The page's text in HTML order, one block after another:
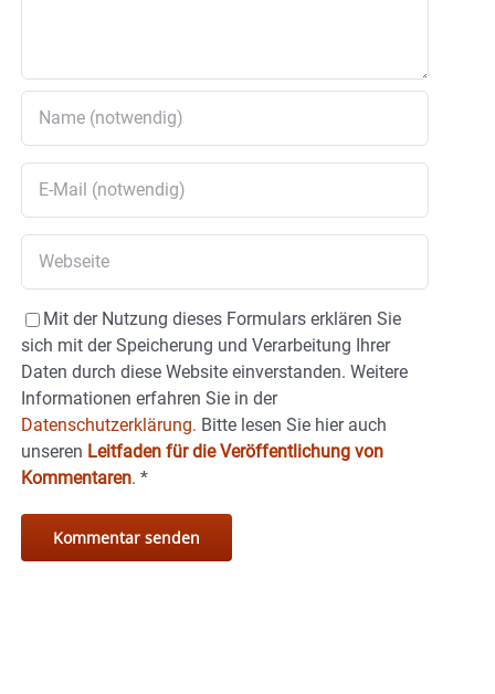
Mit der Nutzung dieses Formulars erklären Sie
sich mit der Speicherung und Verarbeitung Ihrer
Daten durch diese Website einverstanden. Weitere
Informationen erfahren Sie in der
Datenschutzerklärung. Bitte lesen Sie hier auch
unseren Leitfaden für die Veröffentlichung von
Kommentaren. *